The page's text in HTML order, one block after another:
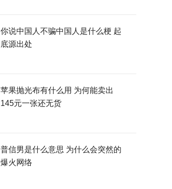
你说中国人不骗中国人是什么梗 起
底源出处
苹果抛光布有什么用 为何能卖出
145元一张还无货
普信男是什么意思 为什么会突然的
爆火网络